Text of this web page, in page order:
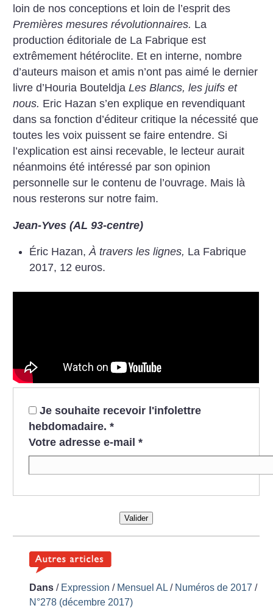
loin de nos conceptions et loin de l’esprit des
Premières mesures révolutionnaires. La
production éditoriale de La Fabrique est
extrêmement hétéroclite. Et en interne, nombre
d’auteurs maison et amis n’ont pas aimé le dernier
livre d’Houria BouteldjaLes Blancs, les juifs et
nous. Eric Hazan s’en explique en revendiquant
dans sa fonction d’éditeur critique la nécessité que
toutes les voix puissent se faire entendre. Si
l’explication est ainsi recevable, le lecteur aurait
néanmoins été intéressé par son opinion
personnelle sur le contenu de l’ouvrage. Mais là
nous resterons sur notre faim.
Jean-Yves (AL 93-centre)
Éric Hazan,À travers les lignes, La Fabrique
2017, 12 euros.
Je souhaite recevoir l'infolettre
hebdomadaire. *
Votre adresse e-mail *
Valider
Dans / Expression / Mensuel AL / Numéros de 2017 /
N°278 (décembre 2017)